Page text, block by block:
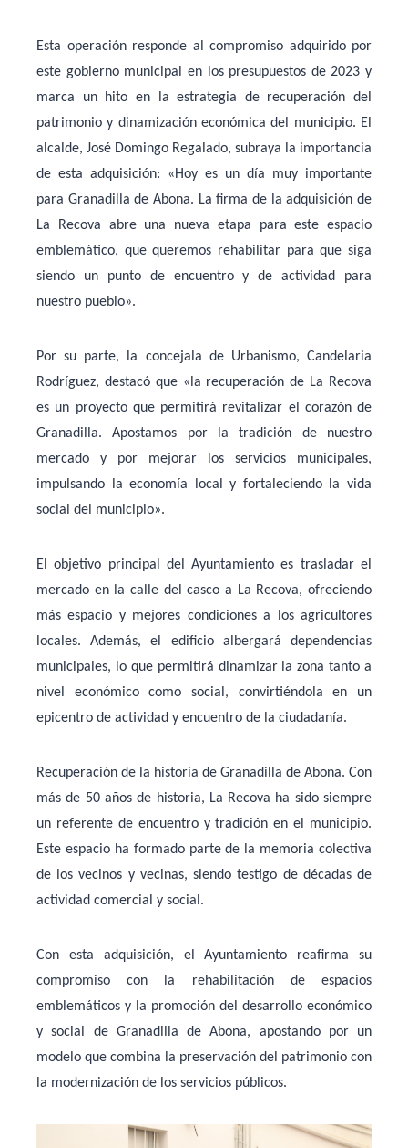
Esta operación responde al compromiso adquirido por
este gobierno municipal en los presupuestos de 2023 y
marca un hito en la estrategia de recuperación del
patrimonio y dinamización económica del municipio. El
alcalde, José Domingo Regalado, subraya la importancia
de esta adquisición: «Hoy es un día muy importante
para Granadilla de Abona. La firma de la adquisición de
La Recova abre una nueva etapa para este espacio
emblemático, que queremos rehabilitar para que siga
siendo un punto de encuentro y de actividad para
nuestro pueblo».
Por su parte, la concejala de Urbanismo, Candelaria
Rodríguez, destacó que «la recuperación de La Recova
es un proyecto que permitirá revitalizar el corazón de
Granadilla. Apostamos por la tradición de nuestro
mercado y por mejorar los servicios municipales,
impulsando la economía local y fortaleciendo la vida
social del municipio».
El objetivo principal del Ayuntamiento es trasladar el
mercado en la calle del casco a La Recova, ofreciendo
más espacio y mejores condiciones a los agricultores
locales. Además, el edificio albergará dependencias
municipales, lo que permitirá dinamizar la zona tanto a
nivel económico como social, convirtiéndola en un
epicentro de actividad y encuentro de la ciudadanía.
Recuperación de la historia de Granadilla de Abona. Con
más de 50 años de historia, La Recova ha sido siempre
un referente de encuentro y tradición en el municipio.
Este espacio ha formado parte de la memoria colectiva
de los vecinos y vecinas, siendo testigo de décadas de
actividad comercial y social.
Con esta adquisición, el Ayuntamiento reafirma su
compromiso con la rehabilitación de espacios
emblemáticos y la promoción del desarrollo económico
y social
de Granadilla de Abona, apostando por un
modelo que combina la preservación del patrimonio con
la modernización de los servicios públicos.